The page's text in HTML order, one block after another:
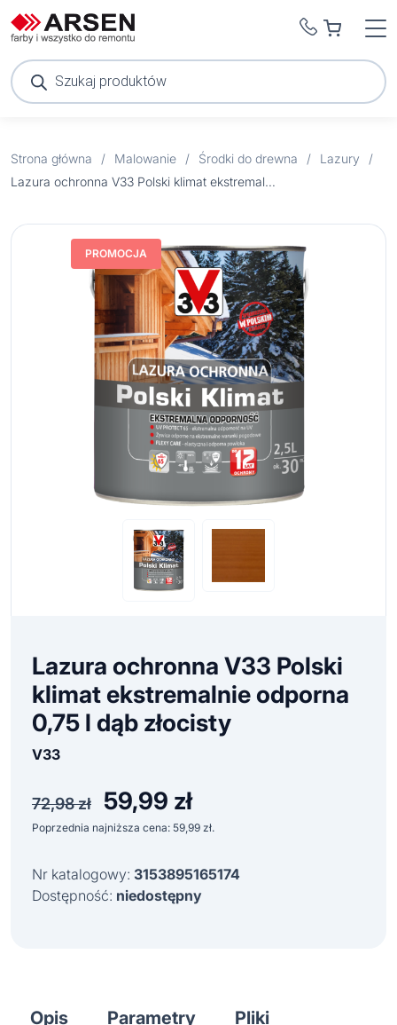
Wyszukiwarka
produktów
Strona główna / Malowanie / Środki do drewna / Lazury
/
Lazura ochronna V33 Polski klimat ekstremalnie odporna 0,75 l dąb złocisty
PROMOCJA
Lazura ochronna V33 Polski
klimat ekstremalnie odporna
0,75 l dąb złocisty
V33
72,98zł
Pierwotna
cena
wynosiła:
59,99 złAktualna
Poprzednia najniższa cena: 59,99 zł.
Nr katalogowy: 3153895165174
Dostępność: niedostępny
Opis Parametry Pliki